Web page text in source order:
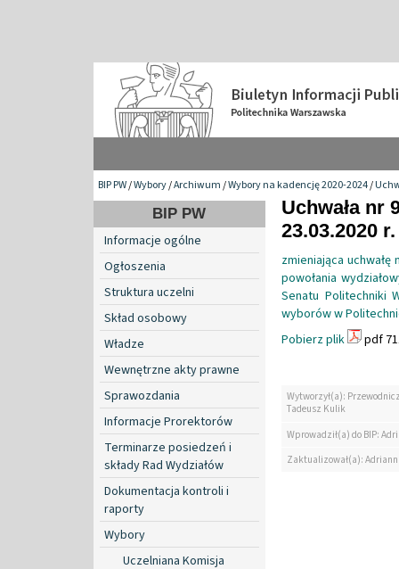
BIP PW/Wybory/Archiwum/Wybory na kadencję 2020-2024/
BIP PW
Informacje ogólne
Ogłoszenia
Struktura uczelni
Skład osobowy
Władze
Wewnętrzne akty prawne
Sprawozdania
Informacje Prorektorów
Terminarze posiedzeń i
składy Rad Wydziałów
Dokumentacja kontroli i
raporty
Wybory
Uczelniana Komisja
Uchwała nr
23.03.2020 r.
zmieniająca
powołania
Senatu Politechniki
wyborów w
Pobierz plik
pdf
Wytworzył(a):
Tadeusz Kulik
Wprowadził(a) do BIP:
Zaktualizował(a):